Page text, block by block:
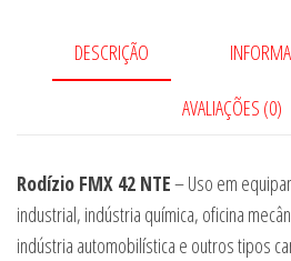
DESCRIÇÃO
AVALIAÇÕES (0)
Rodízio FMX 42 NTE– Uso em
industrial, indústria química, oficina
indústria automobilística e outros tipos